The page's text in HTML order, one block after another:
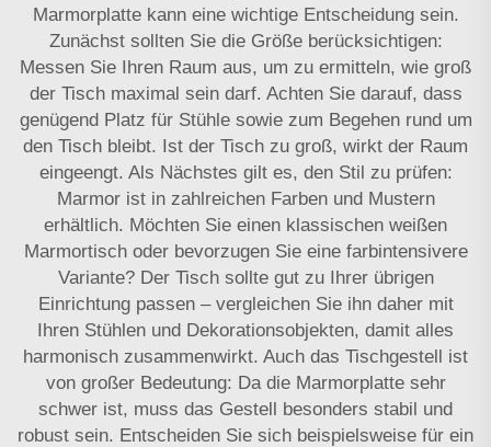
Marmorplatte kann eine wichtige Entscheidung sein.
Zunächst sollten Sie die Größe berücksichtigen:
Messen Sie Ihren Raum aus, um zu ermitteln, wie groß
der Tisch maximal sein darf. Achten Sie darauf, dass
genügend Platz für Stühle sowie zum Begehen rund um
den Tisch bleibt. Ist der Tisch zu groß, wirkt der Raum
eingeengt. Als Nächstes gilt es, den Stil zu prüfen:
Marmor ist in zahlreichen Farben und Mustern
erhältlich. Möchten Sie einen klassischen weißen
Marmortisch oder bevorzugen Sie eine farbintensivere
Variante? Der Tisch sollte gut zu Ihrer übrigen
Einrichtung passen – vergleichen Sie ihn daher mit
Ihren Stühlen und Dekorationsobjekten, damit alles
harmonisch zusammenwirkt. Auch das Tischgestell ist
von großer Bedeutung: Da die Marmorplatte sehr
schwer ist, muss das Gestell besonders stabil und
robust sein. Entscheiden Sie sich beispielsweise für ein